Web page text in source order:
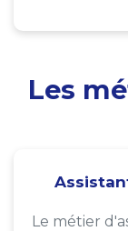
Les
Le métier